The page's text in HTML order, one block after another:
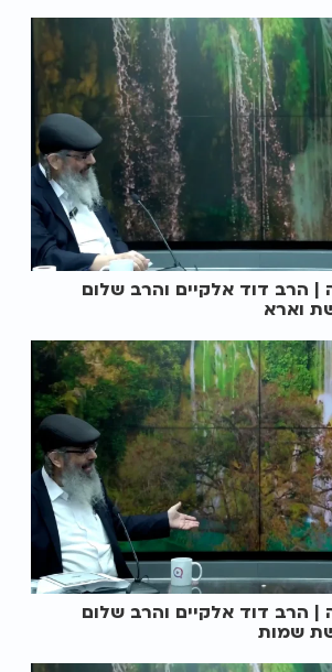
| הרב דוד אלקיים והרב שלום
וארא
| הרב דוד אלקיים והרב שלום
שמות